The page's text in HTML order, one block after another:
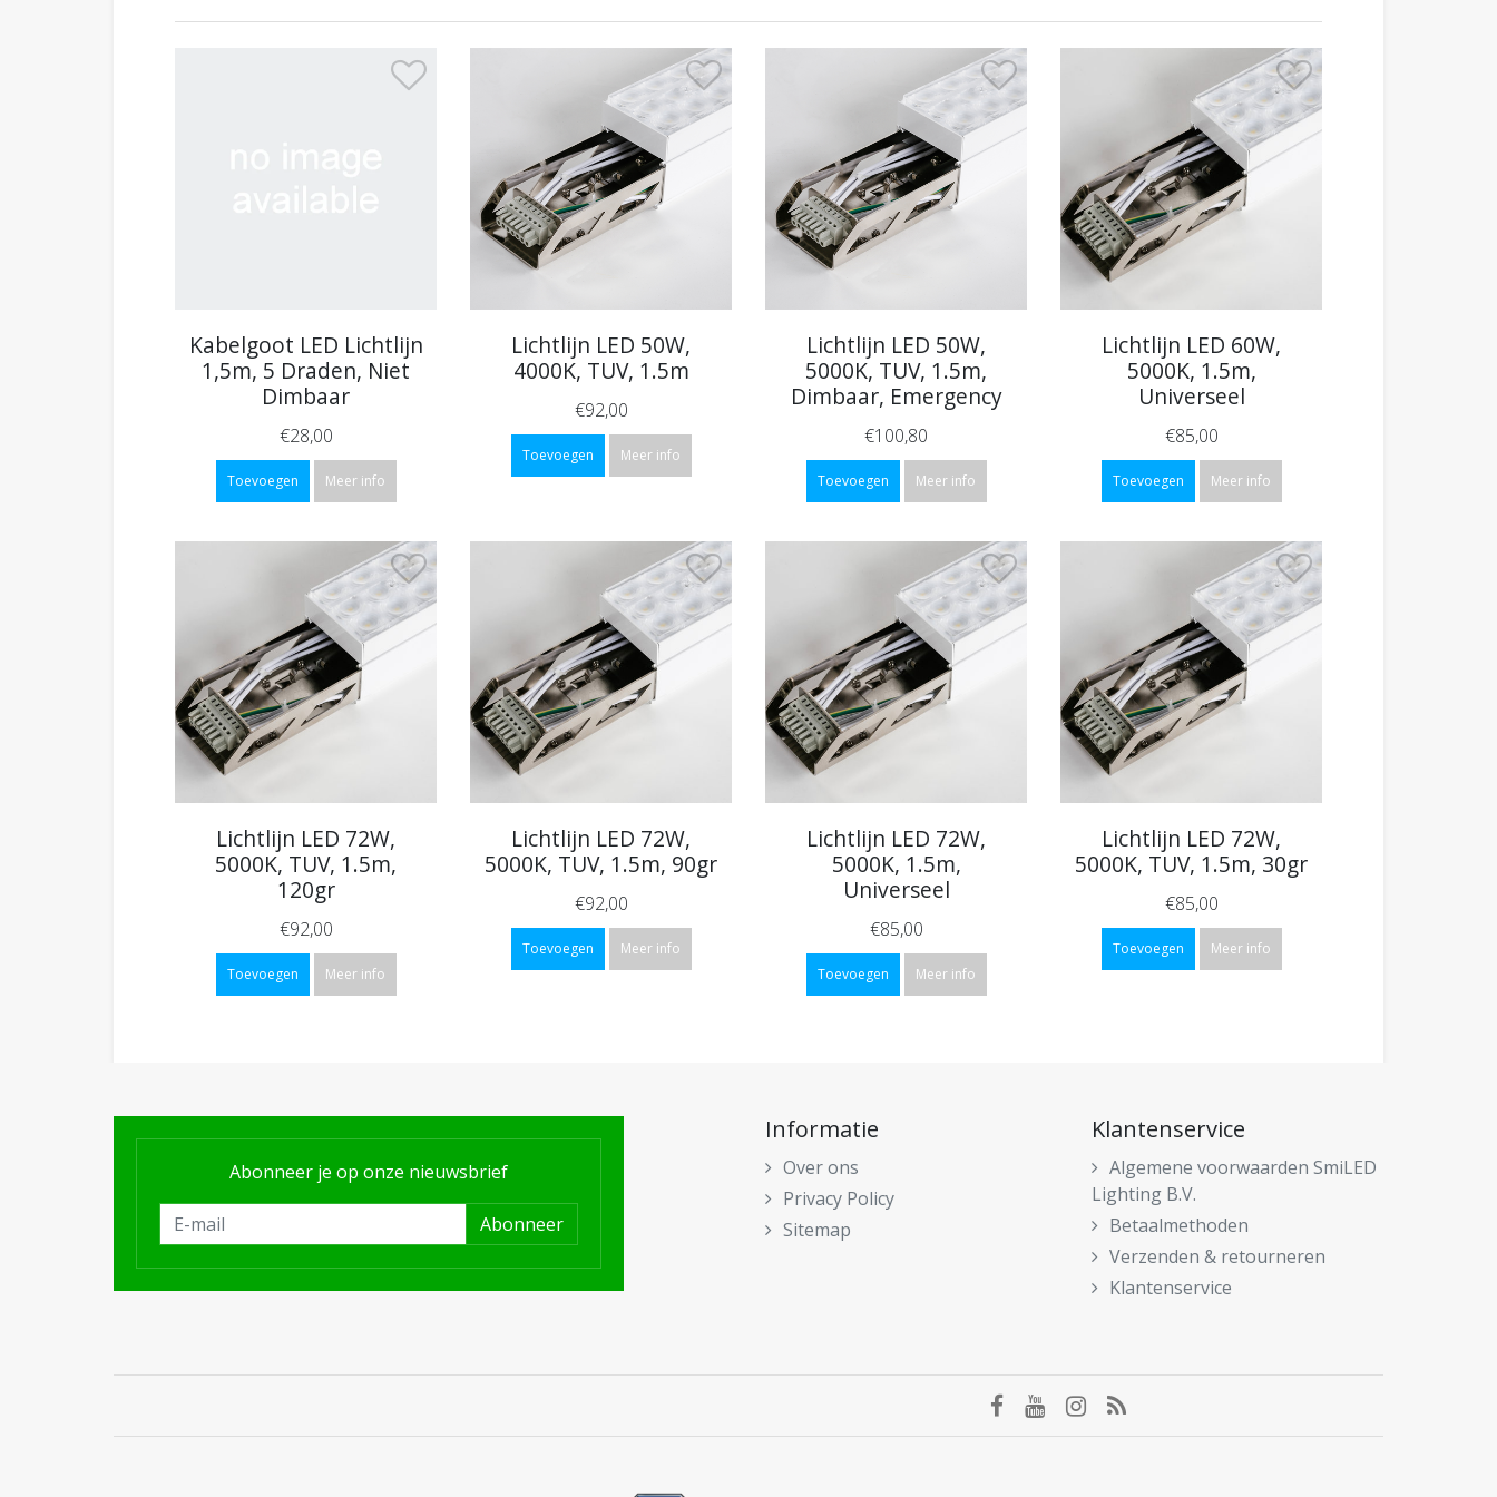
Kabelgoot LED Lichtlijn
1,5m, 5 Draden, Niet
Dimbaar
€28,00
Toevoegen Meer info
Lichtlijn LED 50W,
4000K, TUV, 1.5m
€92,00
Toevoegen Meer info
Lichtlijn LED 50W,
5000K, TUV, 1.5m,
Dimbaar, Emergency
€100,80
Toevoegen Meer info
Lichtlijn LED 60W,
5000K, 1.5m,
Universeel
€85,00
Toevoegen Meer info
Lichtlijn LED 72W,
5000K, TUV, 1.5m,
120gr
€92,00
Toevoegen Meer info
Lichtlijn LED 72W,
5000K, TUV, 1.5m, 90gr
€92,00
Toevoegen Meer info
Lichtlijn LED 72W,
5000K, 1.5m,
Universeel
€85,00
Toevoegen Meer info
Lichtlijn LED 72W,
5000K, TUV, 1.5m, 30gr
€85,00
Toevoegen Meer info
Abonneer je op onze nieuwsbrief
Abonneer
Informatie
Over ons
Privacy Policy
Sitemap
Klantenservice
Algemene voorwaarden SmiLED
Lighting B.V.
Betaalmethoden
Verzenden & retourneren
Klantenservice